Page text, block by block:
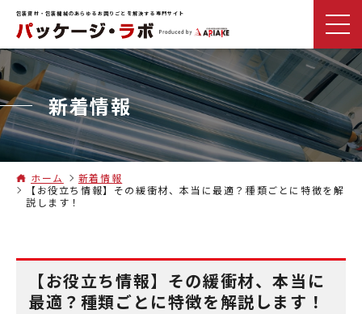
包装資材・包装機械のあらゆるお困りごとを解決する専門サイト
新着情報
ホーム
新着情報
【お役立ち情報】その緩衝材、本当に最適？種類ごとに特徴を解
説します！
【お役立ち情報】その緩衝材、本当に
最適？種類ごとに特徴を解説します！